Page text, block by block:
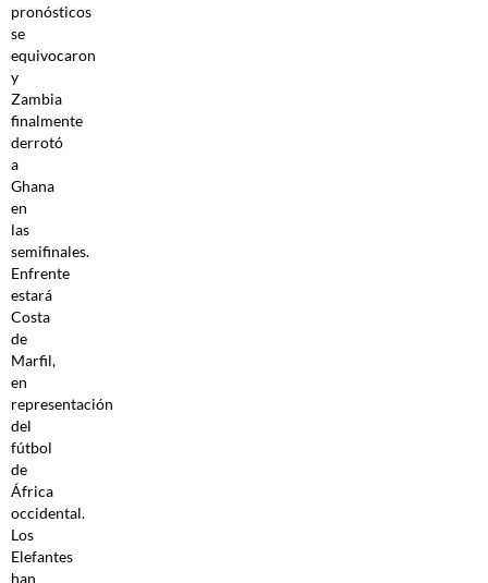
pronósticos
se
equivocaron
y
Zambia
finalmente
derrotó
a
Ghana
en
las
semifinales.
Enfrente
estará
Costa
de
Marfil,
en
representación
del
fútbol
de
África
occidental.
Los
Elefantes
han